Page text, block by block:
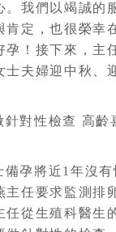
。我們以竭誠的
肯定，也很榮幸
孕！接下來，主
士夫婦迎中秋、
針對性檢查 高齡
孕將近1年沒有
主任要求監測排
任從生殖科醫生